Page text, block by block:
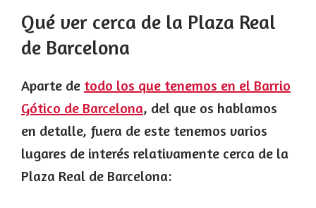
Qué ver cerca de la Plaza Real
de Barcelona
Aparte de todo los que tenemos en el Barrio
Gótico de Barcelona, del que os hablamos
en detalle, fuera de este tenemos varios
lugares de interés relativamente cerca de la
Plaza Real de Barcelona: